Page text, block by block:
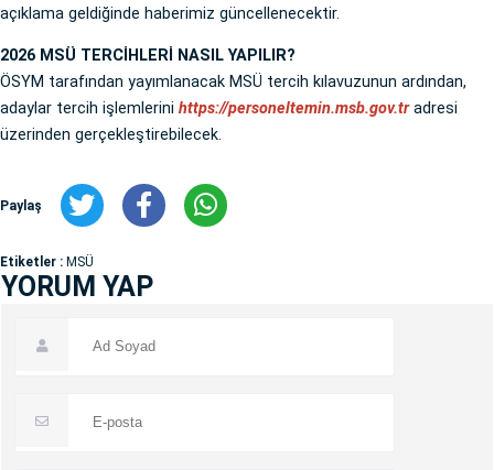
açıklama geldiğinde haberimiz güncellenecektir.
2026 MSÜ TERCİHLERİ NASIL YAPILIR?
ÖSYM tarafından yayımlanacak MSÜ tercih kılavuzunun ardından,
adaylar tercih işlemlerini https://personeltemin.msb.gov.tradresi
üzerinden gerçekleştirebilecek.
Paylaş
Etiketler : MSÜ
YORUM YAP